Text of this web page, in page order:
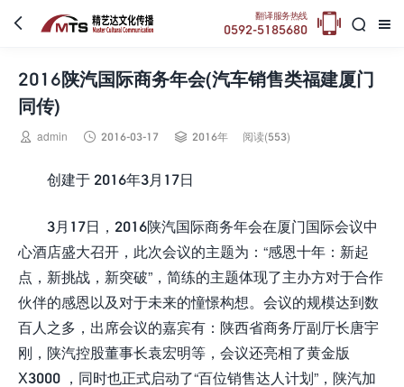
 

翻译服务热线
0592-5185680 
2016陕汽国际商务年会(汽车销售类福建厦门
同传)
 admin  2016-03-17  2016年 阅读(553)
创建于 2016年3月17日
3月17日，2016陕汽国际商务年会在厦门国际会议中
心酒店盛大召开，此次会议的主题为：“感恩十年：新起
点，新挑战，新突破”，简练的主题体现了主办方对于合作
伙伴的感恩以及对于未来的憧憬构想。会议的规模达到数
百人之多，出席会议的嘉宾有：陕西省商务厅副厅长唐宇
刚，陕汽控股董事长袁宏明等，会议还亮相了黄金版
X3000 ，同时也正式启动了“百位销售达人计划”，陕汽加